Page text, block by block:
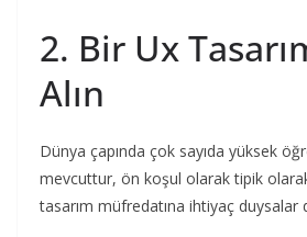
2. Bir Ux
Alın
Dünya çapında çok sayıda yüksek
mevcuttur, ön koşul olarak tipik
tasarım müfredatına ihtiyaç duysalar